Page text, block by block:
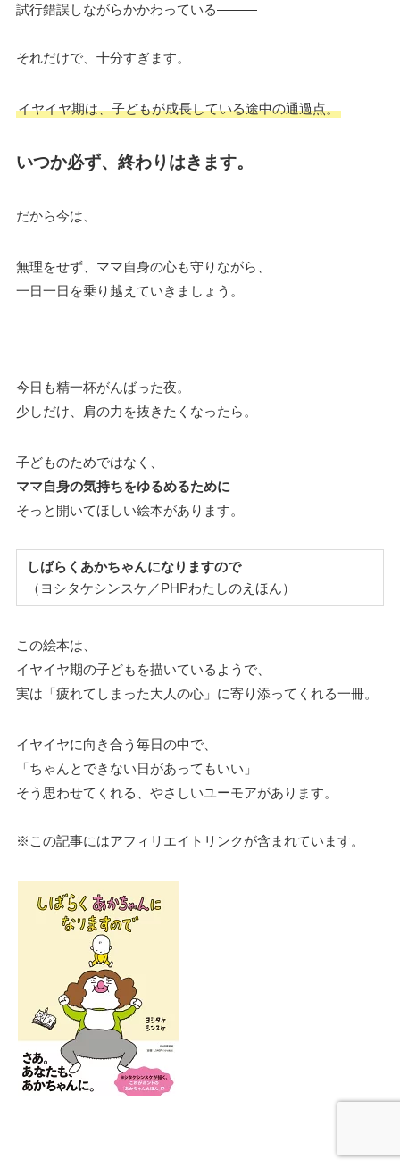
試行錯誤しながらかかわっている———
それだけで、十分すぎます。
イヤイヤ期は、子どもが成長している途中の通過点。
いつか必ず、終わりはきます。
だから今は、
無理をせず、ママ自身の心も守りながら、
一日一日を乗り越えていきましょう。
今日も精一杯がんばった夜。
少しだけ、肩の力を抜きたくなったら。
子どものためではなく、
ママ自身の気持ちをゆるめるために
そっと開いてほしい絵本があります。
しばらくあかちゃんになりますので
（ヨシタケシンスケ／PHPわたしのえほん）
この絵本は、
イヤイヤ期の子どもを描いているようで、
実は「疲れてしまった大人の心」に寄り添ってくれる一冊。
イヤイヤに向き合う毎日の中で、
「ちゃんとできない日があってもいい」
そう思わせてくれる、やさしいユーモアがあります。
※この記事にはアフィリエイトリンクが含まれています。